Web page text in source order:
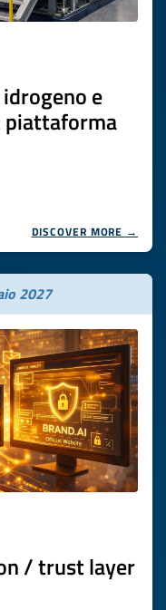
e
piattaforma
DISCOVER MORE →
2027
/ trust layer